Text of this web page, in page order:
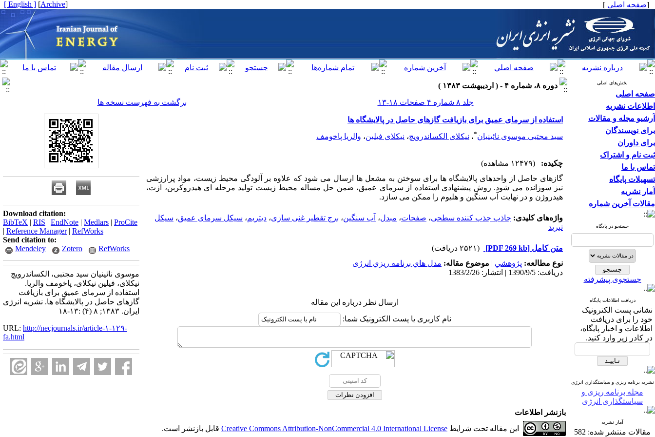
[صفحه اصلی ]
[
Archive
]
[ English ]
بخش‌های اصلی
صفحه اصلی
اطلاعات نشریه
آرشیو مجله و مقالات
برای نویسندگان
برای داوران
ثبت نام و اشتراک
تماس با ما
تسهیلات پایگاه
آمار نشریه
مقالات آخرین شماره
جستجو در پایگاه
جستجوی پیشرفته
دریافت اطلاعات پایگاه
نشانی پست الکترونیک
خود را برای دریافت
اطلاعات و اخبار پایگاه،
در کادر زیر وارد کنید.
نشریه برنامه ریزی و سیاستگذاری انرژی
مجله برنامه ریزی و
سیاستگذاری انرژی
آمار نشریه
مقالات منتشر شده: 582
دوره ۸، شماره ۴ - ( اردیبهشت ۱۳۸۳ )
جلد ۸ شماره ۴ صفحات ۱۸-۱۳
برگشت به فهرست نسخه ها
استفاده از سرمای عمیق برای بازیافت گازهای حاصل در پالایشگاه ها
سید مجتبی موسوی نائینیان*، نیکلای الکساندرویچ، نیکلای فیلین، والریا پاخومف
چکیده:
(۱۲۴۷۹ مشاهده)
گازهای حاصل از واحدهای پالایشگاه ها برای سوختن به مشعل ها ارسال می شود که علاوه بر آلودگی محیط زیست، مواد پرارزشی
نیز سوزانده می شود. روش پیشنهادی استفاده از سرمای عمیق، ضمن حل مساله محیط زیست تولید مرحله ای هیدروکربن، ازت،
هیدروژن و در نهایت آب سنگین و هلیوم را ممکن می سازد.
واژه‌های کلیدی: جاذب جذب کننده سطحی، صفحات، مبدل، آب سنگین، برج تقطیر غنی سازی، دیتریم، سیکل سرمای عمیق، سیکل
تبرید
متن کامل [PDF 269 kb]
(۲۵۲۱ دریافت)
نوع مطالعه: پژوهشي | موضوع مقاله: مدل هاي برنامه ريزي انرژی
دریافت: 1390/9/5 | انتشار: 1383/2/26
ارسال نظر درباره این مقاله
نام کاربری یا پست الکترونیک شما:
Download citation:
BibTeX | RIS | EndNote | Medlars | ProCite
| Reference Manager| RefWorks
Send citation to:
Mendeley
Zotero RefWorks
موسوی نائینیان سید مجتبی، الکساندرویچ
نیکلای، فیلین نیکلای، پاخومف والریا.
استفاده از سرمای عمیق برای بازیافت
گازهای حاصل در پالایشگاه ها. نشریه انرژی
ایران. ۱۳۸۳; ۸ (۴) :۱۳-۱۸
URL: http://necjournals.ir/article-۱-۱۲۹-
fa.html
بازنشر اطلاعات
این مقاله تحت شرایط Creative Commons Attribution-NonCommercial 4.0 International License قابل بازنشر است.